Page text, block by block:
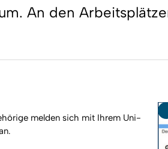
An den
melden sich mit Ihrem Uni-